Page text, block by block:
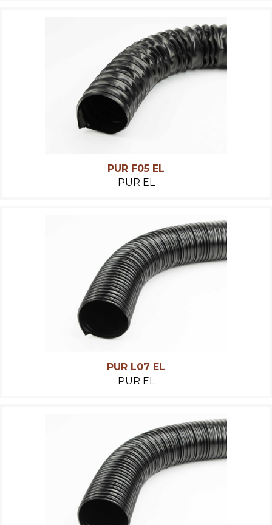
PUR F05 EL
PUR EL
PUR L07 EL
PUR EL